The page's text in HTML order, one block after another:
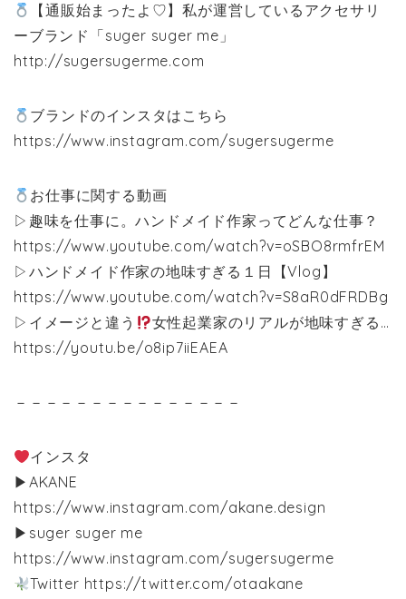
【通販始まったよ♡】私が運営しているアクセサリ
ーブランド「suger suger me」
http://sugersugerme.com
ブランドのインスタはこちら
https://www.instagram.com/sugersugerme
お仕事に関する動画
▷趣味を仕事に。ハンドメイド作家ってどんな仕事？
https://www.youtube.com/watch?v=oSBO8rmfrEM
▷ハンドメイド作家の地味すぎる１日【Vlog】
https://www.youtube.com/watch?v=S8aR0dFRDBg
▷イメージと違う
女性起業家のリアルが地味すぎる…
https://youtu.be/o8ip7iiEAEA
－－－－－－－－－－－－－－－
インスタ
▶︎AKANE
https://www.instagram.com/akane.design
▶︎suger suger me
https://www.instagram.com/sugersugerme
Twitter https://twitter.com/otaakane